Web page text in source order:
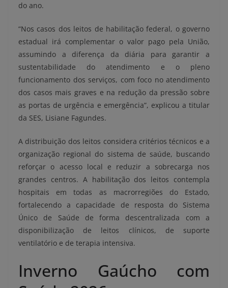
do ano.
“Nos casos dos leitos de habilitação federal, o governo
estadual irá complementar o valor pago pela União,
assumindo a diferença da diária para garantir a
sustentabilidade do atendimento e o pleno
funcionamento dos serviços, com foco no atendimento
dos casos mais graves e na redução da pressão sobre
as portas de urgência e emergência”, explicou a titular
da SES, Lisiane Fagundes.
A distribuição dos leitos considera critérios técnicos e a
organização regional do sistema de saúde, buscando
reforçar o acesso local e reduzir a sobrecarga nos
grandes centros. A habilitação dos leitos contempla
hospitais em todas as macrorregiões do Estado,
fortalecendo a capacidade de resposta do Sistema
Único de Saúde de forma descentralizada com a
disponibilização de leitos clínicos, de suporte
ventilatório e de terapia intensiva.
Inverno Gaúcho com